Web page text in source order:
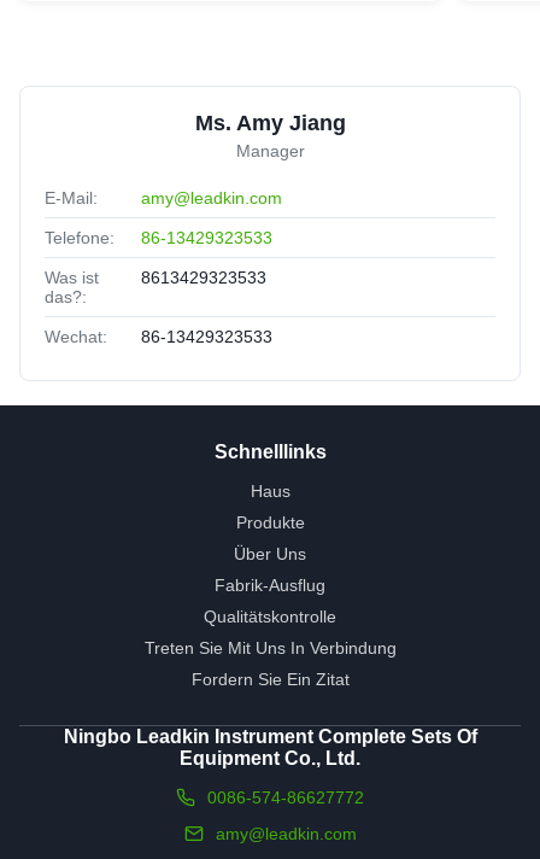
Ms. Amy Jiang
Manager
E-Mail: amy@leadkin.com
Telefone: 86-13429323533
Was ist
das?:
8613429323533
Wechat: 86-13429323533
Schnelllinks
Haus
Produkte
Über Uns
Fabrik-Ausflug
Qualitätskontrolle
Treten Sie Mit Uns In Verbindung
Fordern Sie Ein Zitat
Ningbo Leadkin Instrument Complete Sets Of
Equipment Co., Ltd.
0086-574-86627772
amy@leadkin.com